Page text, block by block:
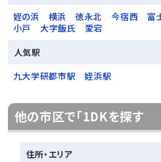
姪の浜
横浜 徳永北 今宿西 富
小戸
大字飯氏
愛宕
人気駅
九大学研都市駅
姪浜駅
他の市区で「1DKを探す
住所・エリア